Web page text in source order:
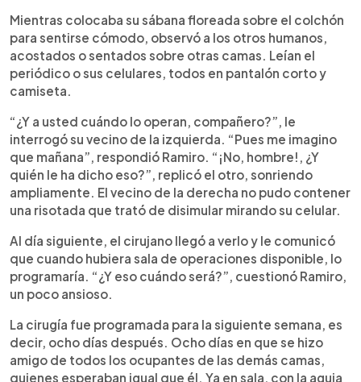
Mientras colocaba su sábana floreada sobre el colchón
para sentirse cómodo, observó a los otros humanos,
acostados o sentados sobre otras camas. Leían el
periódico o sus celulares, todos en pantalón corto y
camiseta.
“¿Y a usted cuándo lo operan, compañero?”, le
interrogó su vecino de la izquierda. “Pues me imagino
que mañana”, respondió Ramiro. “¡No, hombre!, ¿Y
quién le ha dicho eso?”, replicó el otro, sonriendo
ampliamente. El vecino de la derecha no pudo contener
una risotada que trató de disimular mirando su celular.
Al día siguiente, el cirujano llegó a verlo y le comunicó
que cuando hubiera sala de operaciones disponible, lo
programaría. “¿Y eso cuándo será?”, cuestionó Ramiro,
un poco ansioso.
La cirugía fue programada para la siguiente semana, es
decir, ocho días después. Ocho días en que se hizo
amigo de todos los ocupantes de las demás camas,
quienes esperaban igual que él. Ya en sala, con la aguja